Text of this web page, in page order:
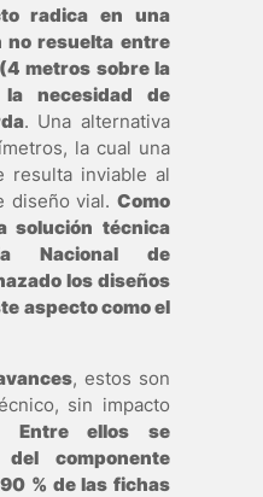
radica en una
no resuelta entre
metros sobre la
necesidad de
. Una alternativa
la cual una
resulta inviable al
diseño vial. Como
solución técnica
Nacional de
los diseños
aspecto como el
, estos son
sin impacto
Entre ellos se
componente
% de las fichas